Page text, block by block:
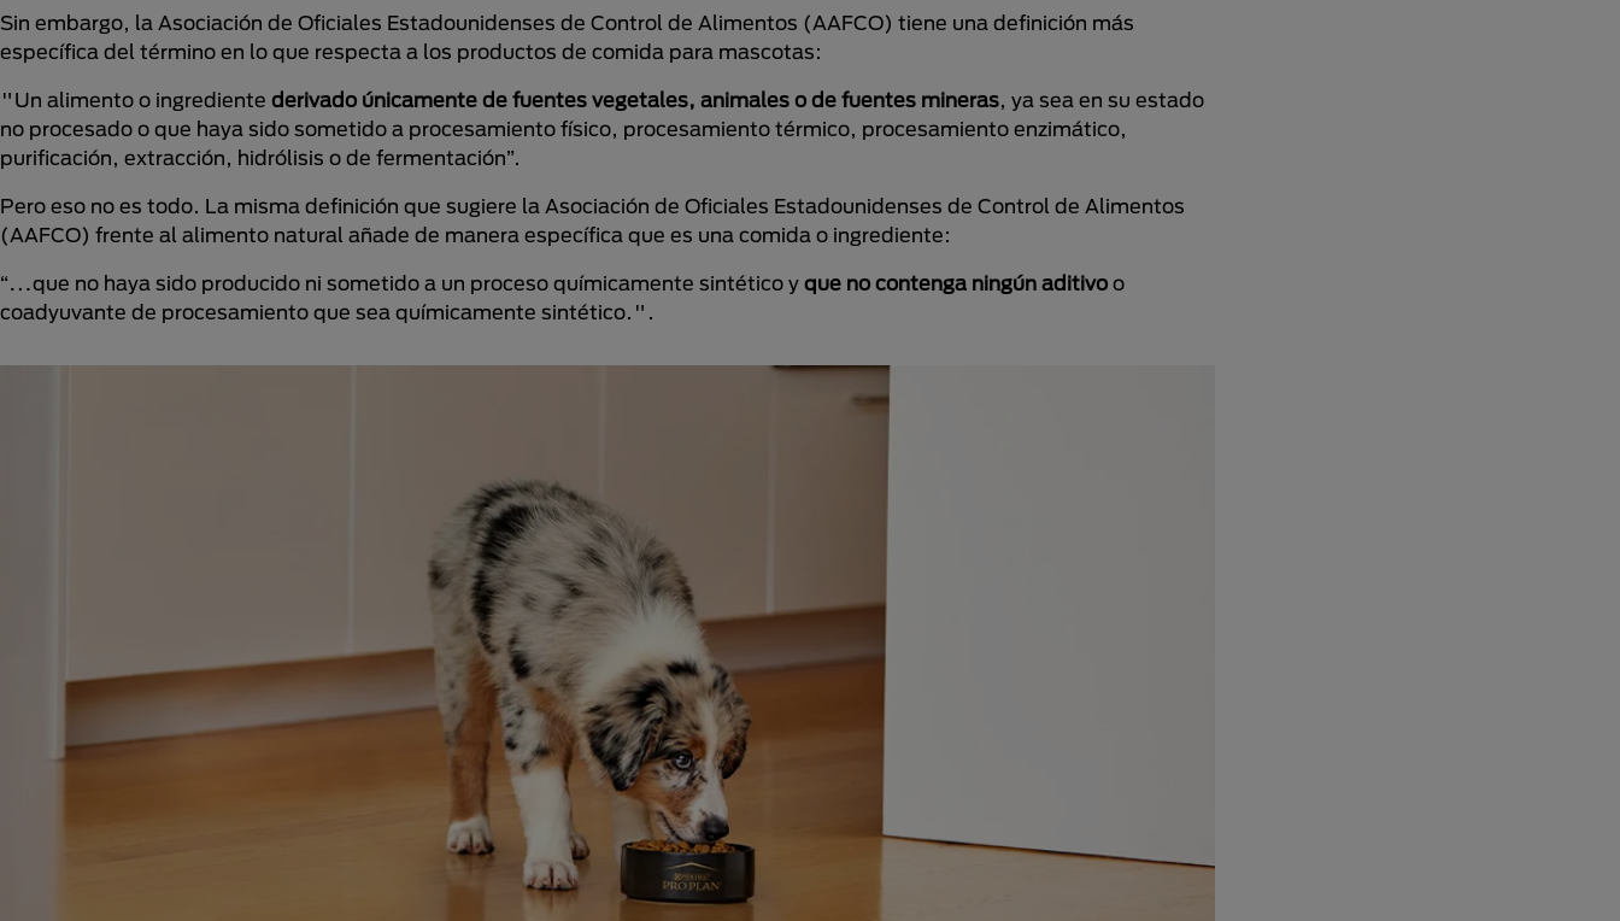
Sin embargo, la Asociación de Oficiales Estadounidenses de Control de Alimentos (AAFCO) tiene una definición más
específica del término en lo que respecta a los productos de comida para mascotas:
"Un alimento o ingrediente derivado únicamente de fuentes vegetales, animales o de fuentes mineras, ya sea en su estado
no procesado o que haya sido sometido a procesamiento físico, procesamiento térmico, procesamiento enzimático,
purificación, extracción, hidrólisis o de fermentación”.
Pero eso no es todo. La misma definición que sugiere la Asociación de Oficiales Estadounidenses de Control de Alimentos
(AAFCO) frente al alimento natural añade de manera específica que es una comida o ingrediente:
“…que no haya sido producido ni sometido a un proceso químicamente sintético y que no contenga ningún aditivo o
coadyuvante de procesamiento que sea químicamente sintético.".